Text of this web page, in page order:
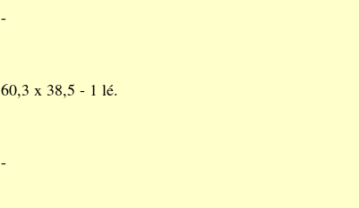
-
60,3 x 38,5 - 1 lé.
-